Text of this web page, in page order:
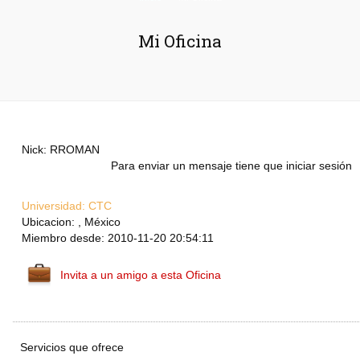
Mi Oficina
Nick: RROMAN
Para enviar un mensaje tiene que iniciar sesión
Universidad: CTC
Ubicacion: , México
Miembro desde: 2010-11-20 20:54:11
Invita a un amigo a esta Oficina
Servicios que ofrece